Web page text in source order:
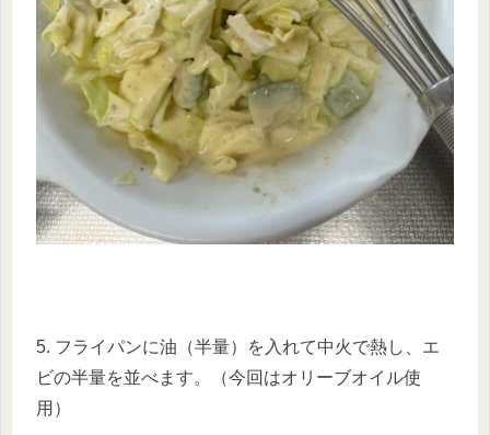
5. フライパンに油（半量）を入れて中火で熱し、エ
ビの半量を並べます。（今回はオリーブオイル使
用）